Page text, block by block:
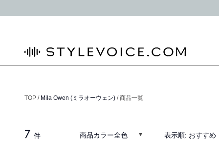
TOP / Mila Owen (ミラオーウェン) / 商品一覧
7 件 商品カラー全色 表示順: おすすめ